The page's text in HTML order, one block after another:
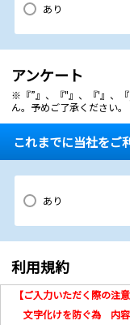
あり
アンケート
※『”』、『"』、『'』、
ん。予めご了承ください。
これまでに当社をご
あり
利用規約
【ご入力いただく際の注意
文字化けを防ぐ為 内容